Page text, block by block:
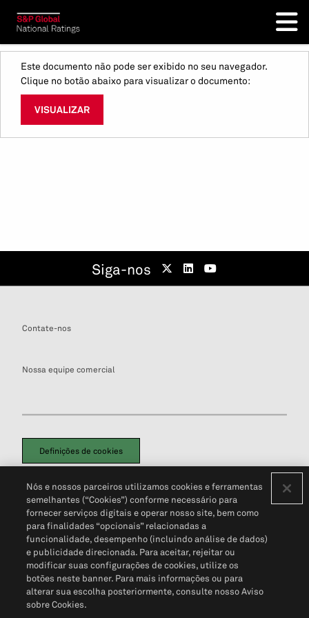
Este documento não pode ser exibido no seu navegador.
Clique no botão abaixo para visualizar o documento:
VISUALIZAR
Siga-nos
Contate-nos
Nossa equipe comercial
Definições de cookies
Política de PrivacidadePortal de privacidade do cliente (em inglês)
Não Venda Minhas Informações Pessoais© 2026 S&P Global
Nós e nossos parceiros utilizamos cookies e ferramentas
semelhantes (“Cookies”) conforme necessário para
fornecer serviços digitais e operar nosso site, bem como
para finalidades “opcionais” relacionadas a
funcionalidade, desempenho (incluindo análise de dados)
e publicidade direcionada. Para aceitar, rejeitar ou
modificar suas configurações de cookies, utilize os
botões neste banner. Para mais informações ou para
alterar sua escolha posteriormente, consulte nosso Aviso
sobre Cookies.